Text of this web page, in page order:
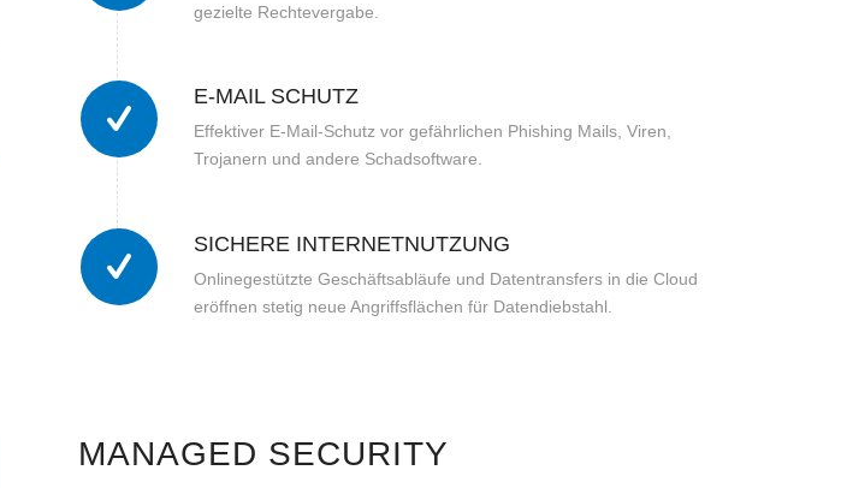
gezielte Rechtevergabe.
E-MAIL SCHUTZ
Effektiver E-Mail-Schutz vor gefährlichen Phishing Mails, Viren,
Trojanern und andere Schadsoftware.
SICHERE INTERNETNUTZUNG
Onlinegestützte Geschäftsabläufe und Datentransfers in die Cloud
eröffnen stetig neue Angriffsflächen für Datendiebstahl.
MANAGED SECURITY